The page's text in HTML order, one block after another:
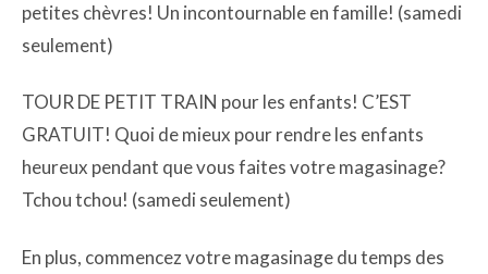
petites chèvres! Un incontournable en famille! (samedi
seulement)
TOUR DE PETIT TRAIN pour les enfants! C’EST
GRATUIT! Quoi de mieux pour rendre les enfants
heureux pendant que vous faites votre magasinage?
Tchou tchou! (samedi seulement)
En plus, commencez votre magasinage du temps des